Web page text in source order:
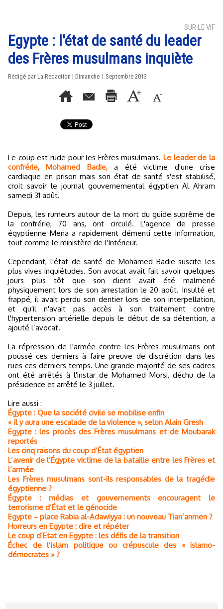
SUR LE VIF
Egypte : l'état de santé du leader
des Frères musulmans inquiète
Rédigé par La Rédaction | Dimanche 1 Septembre 2013
Le coup est rude pour les Frères musulmans.Le leader de la
confrérie, Mohamed Badie,a été victime d'une crise
cardiaque en prison mais son état de santé s'est stabilisé,
croit savoir le journal gouvernemental égyptien Al Ahram
samedi 31 août.
Depuis, les rumeurs autour de la mort du guide suprême de
la confrérie, 70 ans, ont circulé. L'agence de presse
égyptienne Mena a rapidement démenti cette information,
tout comme le ministère de l'Intérieur.
Cependant, l'état de santé de Mohamed Badie suscite les
plus vives inquiétudes. Son avocat avait fait savoir quelques
jours plus tôt que son client avait été malmené
physiquement lors de son arrestation le 20 août. Insulté et
frappé, il avait perdu son dentier lors de son interpellation,
et qu'il n'avait pas accès à son traitement contre
l'hypertension artérielle depuis le début de sa détention, a
ajouté l’avocat.
La répression de l'armée contre les Frères musulmans ont
poussé ces derniers à faire preuve de discrétion dans les
rues ces derniers temps. Une grande majorité de ses cadres
ont été arrêtés à l'instar de Mohamed Morsi, déchu de la
présidence et arrêté le 3 juillet.
Lire aussi :
Égypte : Que la société civile se mobilise enfin
« Il y aura une escalade de la violence », selon Alain Gresh
Egypte : les procès des Frères musulmans et de Moubarak
reportés
Les cinq raisons du coup d’État égyptien
L’avenir de l’Égypte victime de la bataille entre les Frères et
l’armée
Les Frères musulmans sont-ils responsables de la tragédie
égyptienne ?
Égypte : médias et gouvernements encouragent le
terrorisme d’État et le génocide
Egypte ‒ place Rabia al-Adawiyya : un nouveau Tian’anmen ?
Horreurs en Egypte : dire et répéter
Le coup d’Etat en Egypte : les défis de la transition
Échec de l’islam politique ou crépuscule des « islamo-
démocrates » ?